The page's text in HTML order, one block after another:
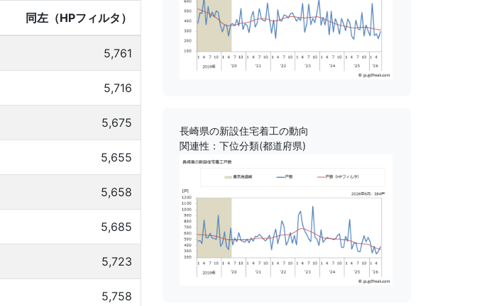
同左（HPフィルタ）
5,761
5,716
5,675
5,655
5,658
5,685
5,723
5,758
長崎県の新設住宅着工の動向
関連性：下位分類(都道府県)